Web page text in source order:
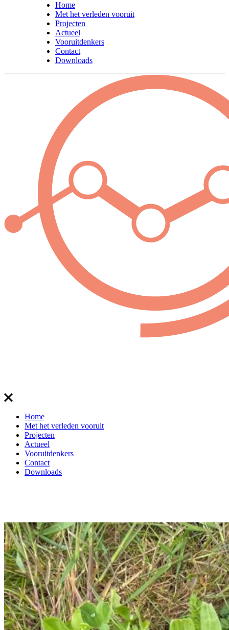
Home
Met het verleden vooruit
Projecten
Actueel
Vooruitdenkers
Contact
Downloads
Home
Met het verleden vooruit
Projecten
Actueel
Vooruitdenkers
Contact
Downloads